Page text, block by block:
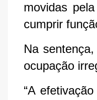
movidas
cumprir
Na
ocupação
“A